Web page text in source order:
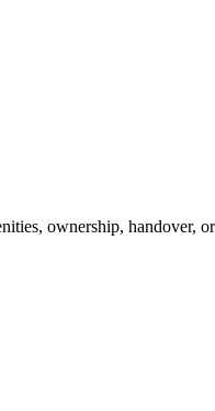
ownership, handover, or